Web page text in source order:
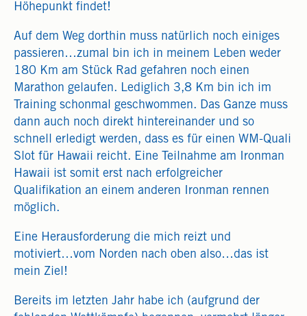
Höhepunkt findet!
Auf dem Weg dorthin muss natürlich noch einiges
passieren…zumal bin ich in meinem Leben weder
180 Km am Stück Rad gefahren noch einen
Marathon gelaufen. Lediglich 3,8 Km bin ich im
Training schonmal geschwommen. Das Ganze muss
dann auch noch direkt hintereinander und so
schnell erledigt werden, dass es für einen WM-Quali
Slot für Hawaii reicht. Eine Teilnahme am Ironman
Hawaii ist somit erst nach erfolgreicher
Qualifikation an einem anderen Ironman rennen
möglich.
Eine Herausforderung die mich reizt und
motiviert…vom Norden nach oben also…das ist
mein Ziel!
Bereits im letzten Jahr habe ich (aufgrund der